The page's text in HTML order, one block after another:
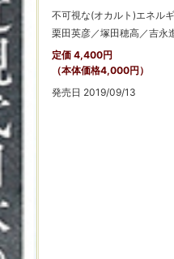
不可視な(オカルト)エネル
栗田英彦／塚田穂高／吉永
定価 4,400円
（本体価格4,000円）
発売日 2019/09/13